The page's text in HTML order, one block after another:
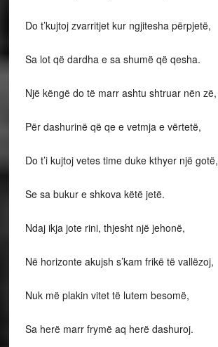
Do t’kujtoj zvarritjet kur ngjitesha përpjetë,
Sa lot që dardha e sa shumë që qesha.
Një këngë do të marr ashtu shtruar nën zë,
Për dashurinë që qe e vetmja e vërtetë,
Do t’i kujtoj vetes time duke kthyer një gotë,
Se sa bukur e shkova këtë jetë.
Ndaj ikja jote rini, thjesht një jehonë,
Në horizonte akujsh s’kam frikë të vallëzoj,
Nuk më plakin vitet të lutem besomë,
Sa herë marr frymë aq herë dashuroj.